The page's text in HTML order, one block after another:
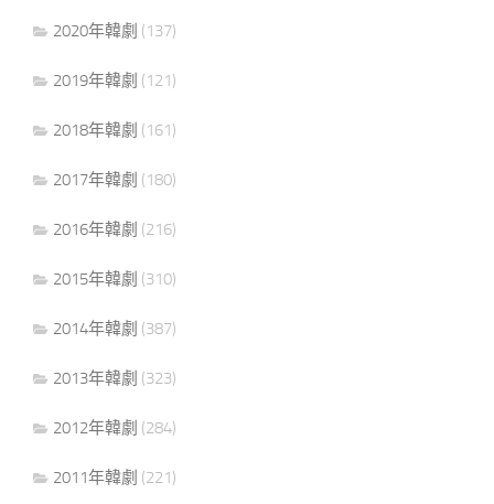
2020年韓劇 (137)
2019年韓劇 (121)
2018年韓劇 (161)
2017年韓劇 (180)
2016年韓劇 (216)
2015年韓劇 (310)
2014年韓劇 (387)
2013年韓劇 (323)
2012年韓劇 (284)
2011年韓劇 (221)